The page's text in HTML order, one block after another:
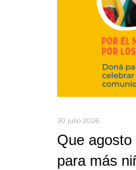
30 julio 2026
Que
para más